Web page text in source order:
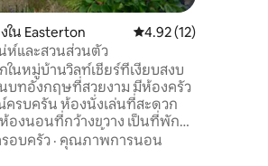
รีวิว
ใน Easterton คะแนนเฉลี่ย 4.92 จาก
4.92 (12)
ห์และสวนส่วนตัว
ในหมู่บ้านวิลท์เชียร์ที่เงียบสงบ
บทอังกฤษที่สวยงาม มีห้องครัว
รบครัน ห้องนั่งเล่นที่สะดวก
องนอนที่กว้างขวาง เป็นที่พักที่
รพักผ่อนระยะสั้น (หรือระยะ
คตะวันตกเฉียงใต้ มรดกโลกส
อบครัว · คุณภาพการนอน